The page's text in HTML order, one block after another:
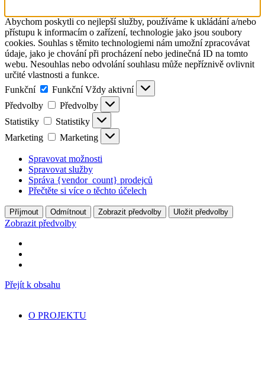
Abychom poskytli co nejlepší služby, používáme k ukládání a/nebo
přístupu k informacím o zařízení, technologie jako jsou soubory
cookies. Souhlas s těmito technologiemi nám umožní zpracovávat
údaje, jako je chování při procházení nebo jedinečná ID na tomto
webu. Nesouhlas nebo odvolání souhlasu může nepříznivě ovlivnit
určité vlastnosti a funkce.
Funkční
Funkční Vždy aktivní
Předvolby
Předvolby
Statistiky
Statistiky
Marketing
Marketing
Spravovat možnosti
Spravovat služby
Správa {vendor_count} prodejců
Přečtěte si více o těchto účelech
Příjmout Odmítnout Zobrazit předvolby Uložit předvolby
Zobrazit předvolby
Přejít k obsahu
O PROJEKTU